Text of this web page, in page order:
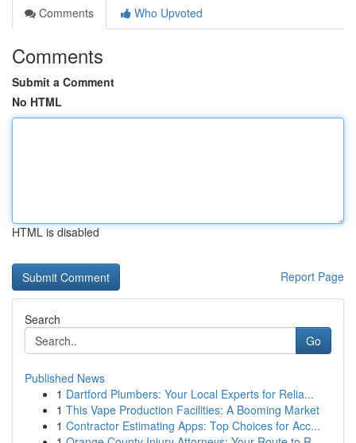
Comments
Who Upvoted
Comments
Submit a Comment
No HTML
HTML is disabled
Report Page
Search
Go
Published News
1 Dartford Plumbers: Your Local Experts for Relia...
1 This Vape Production Facilities: A Booming Market
1 Contractor Estimating Apps: Top Choices for Acc...